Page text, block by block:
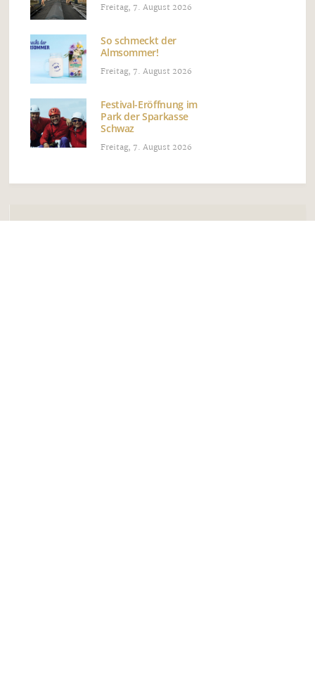
Freitag, 7. August 2026
So schmeckt der
Almsommer!
Freitag, 7. August 2026
Festival-Eröffnung im
Park der Sparkasse
Schwaz
Freitag, 7. August 2026